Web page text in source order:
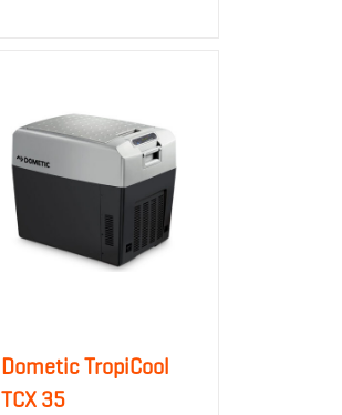
Dometic TropiCool
TCX 35